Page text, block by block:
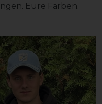
Eure Farben.